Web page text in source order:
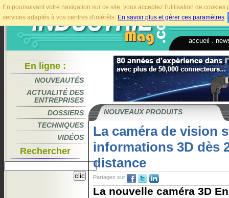
En poursuivant votre navigation sur ce site, vous acceptez l'utilisation de
services adaptés à vos centres d'intérêts. En savoir plus et gérer ces paramètres.
accueil
En ligne :
NOUVEAUTÉS
ACTUALITÉ DES
ENTREPRISES
DOSSIERS
TECHNIQUES
VIDÉOS
Rechercher
NOUVEAUX PRODUITS
La caméra de vision
informations 3D dès
distance
Partagez sur
La nouvelle caméra 3D